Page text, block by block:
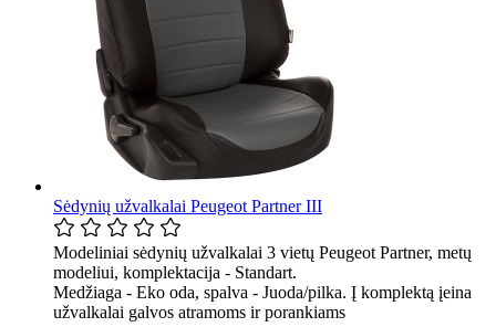
Sėdynių užvalkalai Peugeot Partner III
Modeliniai sėdynių užvalkalai 3 vietų Peugeot Partner, metų
modeliui, komplektacija - Standart.
Medžiaga - Eko oda, spalva - Juoda/pilka. Į komplektą įeina
užvalkalai galvos atramoms ir porankiams